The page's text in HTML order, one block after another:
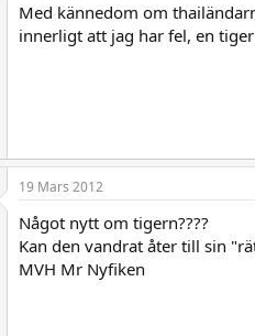
Med kännedom om
innerligt att jag har fel, en
19 Mars 2012
Något nytt om tigern????
Kan den vandrat åter till sin
MVH Mr Nyfiken